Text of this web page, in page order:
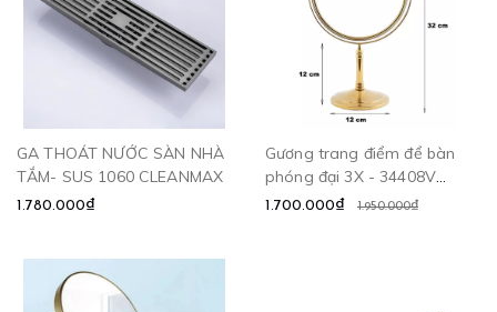
GA THOÁT NƯỚC SÀN NHÀ
TẮM- SUS 1060 CLEANMAX
1.780.000₫
Gương trang điểm để bàn
phóng đại 3X - 34408V
CLEANMAX
1.700.000₫ 1.950.000₫